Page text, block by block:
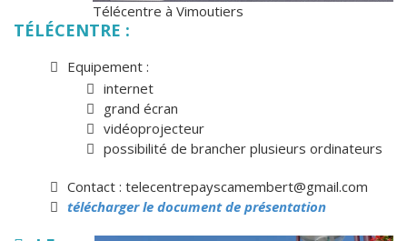
Télécentre à Vimoutiers
TÉLÉCENTRE :
Equipement :
internet
grand écran
vidéoprojecteur
possibilité de brancher plusieurs ordinateurs
Contact : telecentrepayscamembert@gmail.com
télécharger le document de présentation